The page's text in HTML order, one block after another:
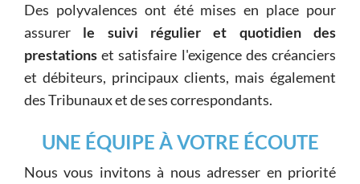
Des polyvalences ont été mises en place pour
assurer le suivi régulier et quotidien des
prestations et satisfaire l'exigence des créanciers
et débiteurs, principaux clients, mais également
des Tribunaux et de ses correspondants.
UNE ÉQUIPE À VOTRE ÉCOUTE
Nous vous invitons à nous adresser en priorité